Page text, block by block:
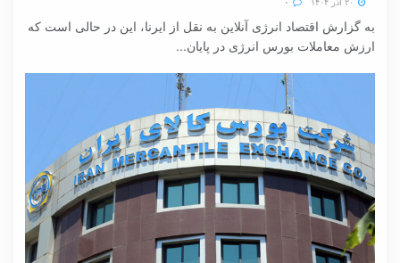
به گزارش اقتصاد انرژی آنلاین به نقل از ایرنا، این در حالی است که
ارزش معاملات بورس انرژی در پایان...